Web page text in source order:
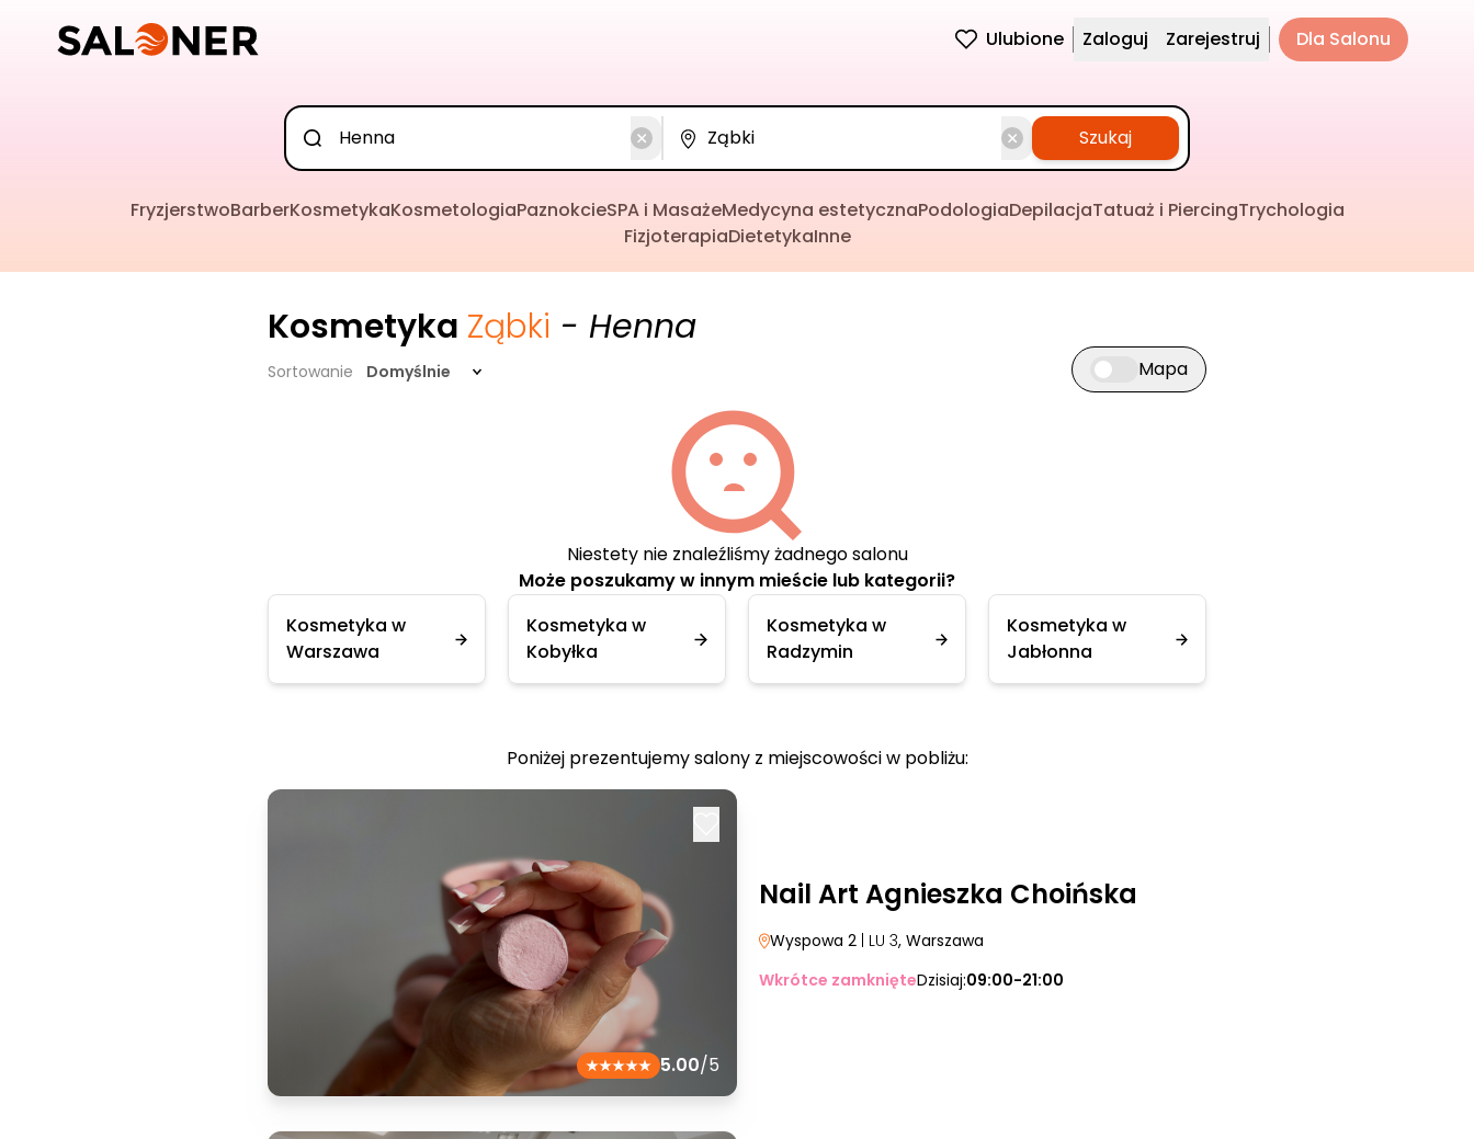
Ulubione Zaloguj Zarejestruj Dla Salonu
Szukaj
FryzjerstwoBarberKosmetykaKosmetologiaPaznokcieSPA i MasażeMedycyna estetycznaPodologiaDepilacjaTatuaż i PiercingTrychologia
FizjoterapiaDietetykaInne
Kosmetyka Ząbki - Henna
Sortowanie Domyślnie Przełącz widok mapy
Mapa
Niestety nie znaleźliśmy żadnego salonu
Może poszukamy w innym mieście lub kategorii?
Kosmetyka w
Warszawa
Kosmetyka w
Kobyłka
Kosmetyka w
Radzymin
Kosmetyka w
Jabłonna
Poniżej prezentujemy salony z miejscowości w pobliżu:
5.00/5
Nail Art Agnieszka Choińska
Wyspowa 2 | LU 3, Warszawa
Wkrótce zamknięteDzisiaj:09:00-21:00